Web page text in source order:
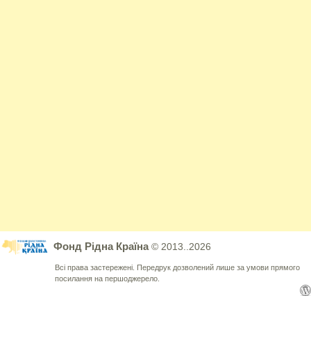
Фонд Рідна Країна© 2013..2026
Всі права застережені. Передрук дозволений лише за умови прямого
посилання на першоджерело.